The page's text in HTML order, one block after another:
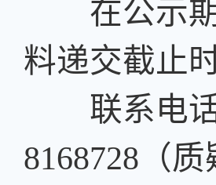
在公示期
料递交截止
联系电话
8168728（质